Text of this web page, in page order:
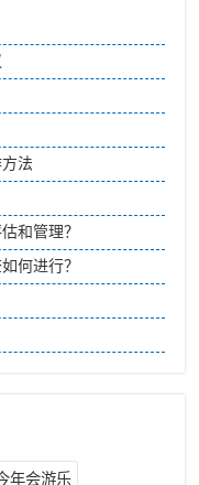
法
和管理？
何进行？
年会游乐